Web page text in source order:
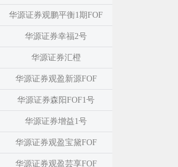
华源证券观鹏平衡1期FOF
华源证券幸福2号
华源证券汇橙
华源证券观盈新源FOF
华源证券森阳FOF1号
华源证券增益1号
华源证券观盈宝黛FOF
华源证券观盈芸享FOF